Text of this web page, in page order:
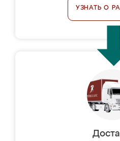
УЗНАТЬ О